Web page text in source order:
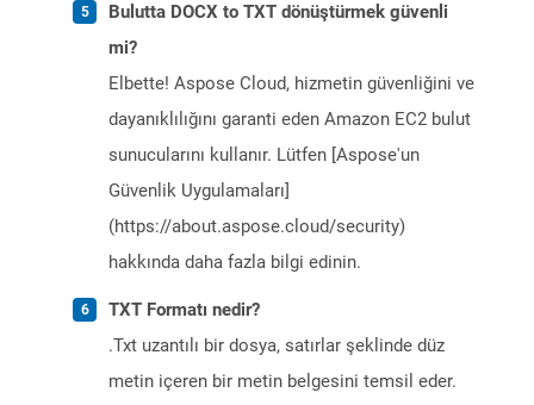
Bulutta DOCX to TXT dönüştürmek güvenli
mi?
Elbette! Aspose Cloud, hizmetin güvenliğini ve
dayanıklılığını garanti eden Amazon EC2 bulut
sunucularını kullanır. Lütfen [Aspose'un
Güvenlik Uygulamaları]
(https://about.aspose.cloud/security)
hakkında daha fazla bilgi edinin.
TXT Formatı nedir?
.Txt uzantılı bir dosya, satırlar şeklinde düz
metin içeren bir metin belgesini temsil eder.